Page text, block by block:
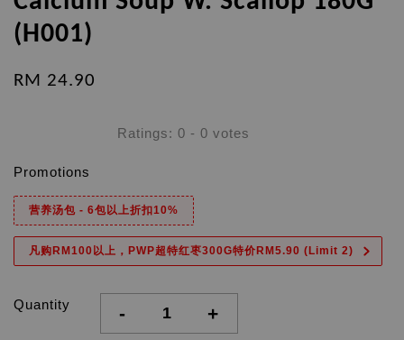
(H001)
RM 24.90
Ratings: 0 - 0 votes
Promotions
营养汤包 - 6包以上折扣10%
凡购RM100以上，PWP超特红枣300G特价RM5.90 (Limit 2)
Quantity - +